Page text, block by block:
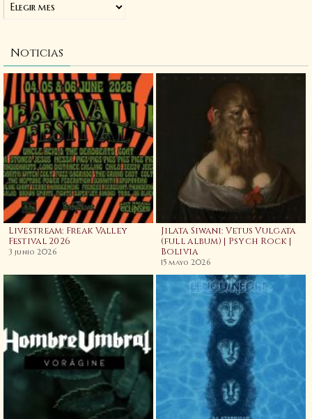
Noticias
Livestream: Freak Valley
Festival 2026
3 junio 2026
Jilata Siwani: Vetus Vulgata
(full album) | Psych Rock |
Bolivia
15 mayo 2026